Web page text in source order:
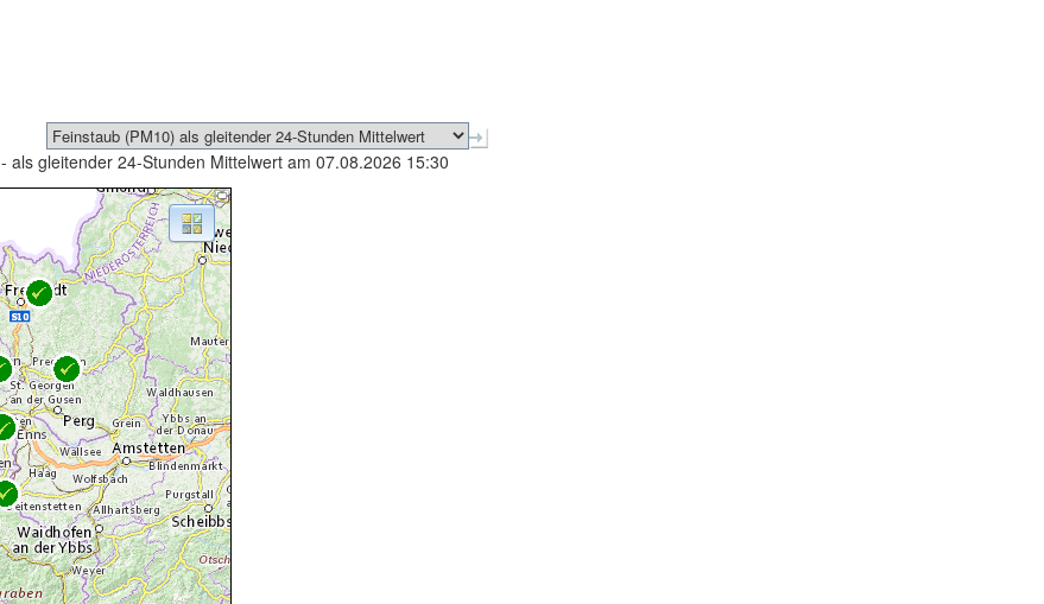
- als gleitender 24-Stunden Mittelwert am 07.08.2026 15:30